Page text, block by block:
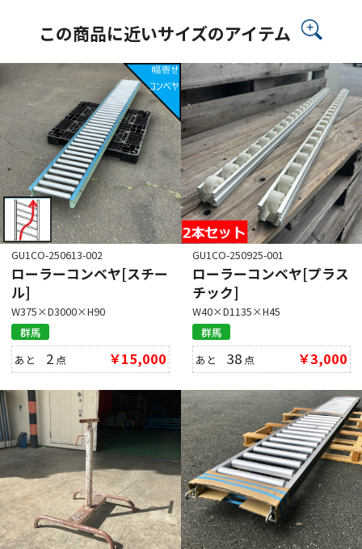
この商品に近いサイズのアイテム
GU1CO-250613-002
ローラーコンベヤ[スチー
ル]
W375×D3000×H90
群馬
あと 2 点 ￥15,000
GU1CO-250925-001
ローラーコンベヤ[プラス
チック]
W40×D1135×H45
群馬
あと38 点 ￥3,000